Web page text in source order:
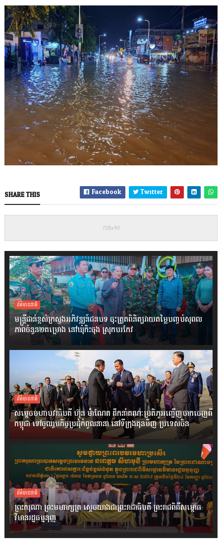
SHARE THIS Facebook Twitter
ព័ត៌មានជាតិ
មន្ត្រីជាន់ខ្ពស់ក្រសួងអភិវឌ្ឍន៍ជនបទ ចុះត្រួតពិនិត្យវាយតម្លៃបញ្ចប់សុពល
ភាពចំនួន២គម្រោង នៅឃុំកិះចុង ស្រុកបរកែវ
ព័ត៌មានជាតិ
សម្តេចមហាបវរធិបតី ហ៊ុន ម៉ាណែត ដឹកនាំគណៈប្រតិភូអញ្ជើញចាកចេញពី
កម្ពុជា ទៅចូលរួមកិច្ចប្រជុំកំពូលនានា នៅទីក្រុងគុនមិញ ប្រទេសចិន
ព័ត៌មានជាតិ
ព្រះករុណា ព្រះមហាក្សត្រ ស្តេចយាងជាព្រះរាជាធិបតី ព្រះរាជពិធីសម្ពោធ
វិមានរដ្ឋធម្មនុញ្ញ